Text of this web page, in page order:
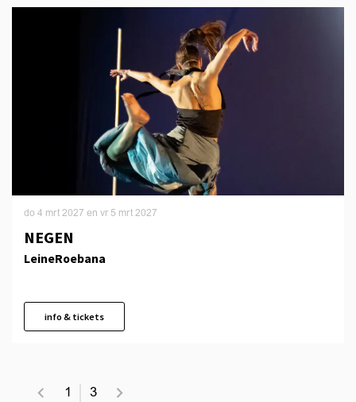
NEGEN
LeineRoebana
do 4 mrt 2027 en vr 5 mrt 2027
info & tickets
1 3